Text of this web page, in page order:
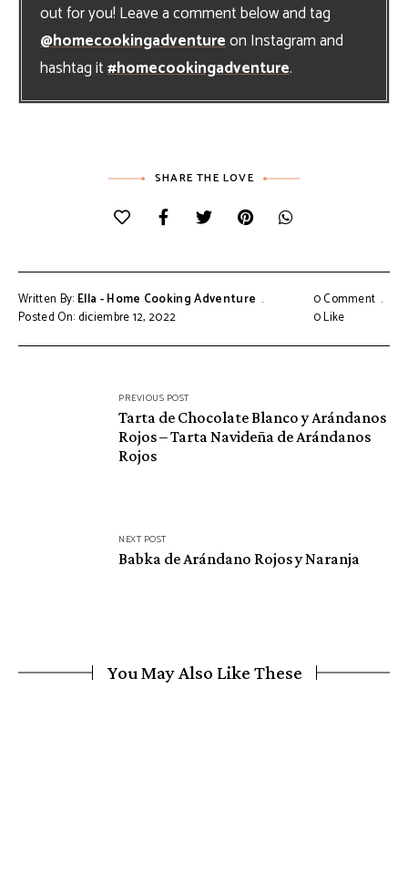
out for you! Leave a comment below and tag
@homecookingadventureon Instagram and
hashtag it#homecookingadventure.
SHARE THE LOVE
Written By: Ella - Home Cooking Adventure
Posted On: diciembre 12, 2022
0 Comment
0Like
NavegaciónPREVIOUS POST
Tarta de Chocolate Blanco y Arándanos
Rojos – Tarta Navideña de Arándanos
Rojos
NEXT POST
Babka de Arándano Rojos y Naranja
You May Also Like These